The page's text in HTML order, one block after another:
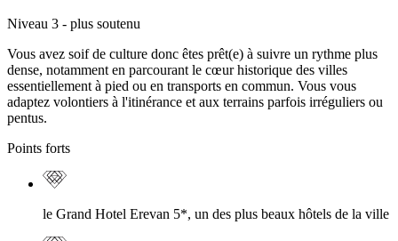
Niveau 3 - plus soutenu
Vous avez soif de culture donc êtes prêt(e) à suivre un rythme plus
dense, notamment en parcourant le cœur historique des villes
essentiellement à pied ou en transports en commun. Vous vous
adaptez volontiers à l'itinérance et aux terrains parfois irréguliers ou
pentus.
Points forts
le Grand Hotel Erevan 5*, un des plus beaux hôtels de la ville